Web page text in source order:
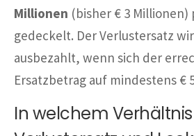
Millionen (bisher € 3
gedeckelt. Der Verlustersatz
ausbezahlt, wenn sich der
Ersatzbetrag auf mindestens €
In welchem